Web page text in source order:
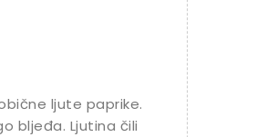
ljute paprike.
bljeđa. Ljutina čili